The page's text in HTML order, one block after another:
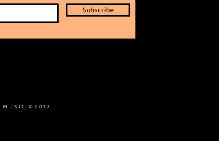
Subscribe
MUSIC ©2017